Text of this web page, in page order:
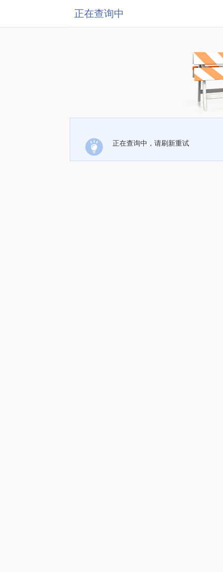
正在查询中
正在查询中，请刷新重试